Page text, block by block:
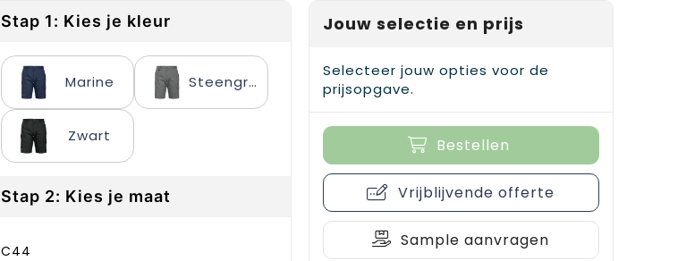
Stap 1: Kies je kleur
Marine Steengrijs
Zwart
Stap 2: Kies je maat
C44
Jouw selectie en prijs
Selecteer jouw opties voor de
prijsopgave.
Bestellen
Vrijblijvende offerte
Sample aanvragen